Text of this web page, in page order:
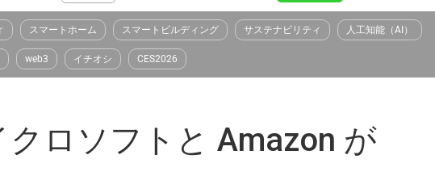
スマートホーム スマートビルディング サステナビリティ 人工知能（AI）
web3 イチオシ CES2026
クロソフトと Amazon が